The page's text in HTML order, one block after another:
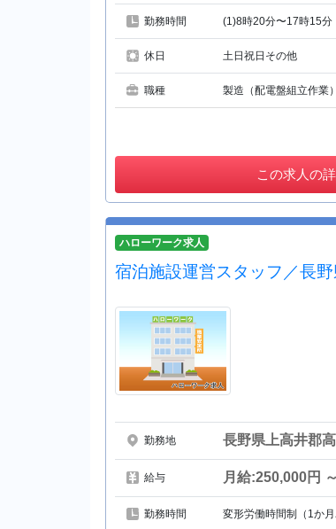
勤務時間 (1)8時20分〜17時15分
休日 土日祝日その他
職種 製造（配電盤組立作業
この求人の
ハローワーク求人
宿泊施設運営スタッフ／長
勤務地 長野県上高井郡
給与 月給:250,000円
勤務時間 変形労働時間制（1